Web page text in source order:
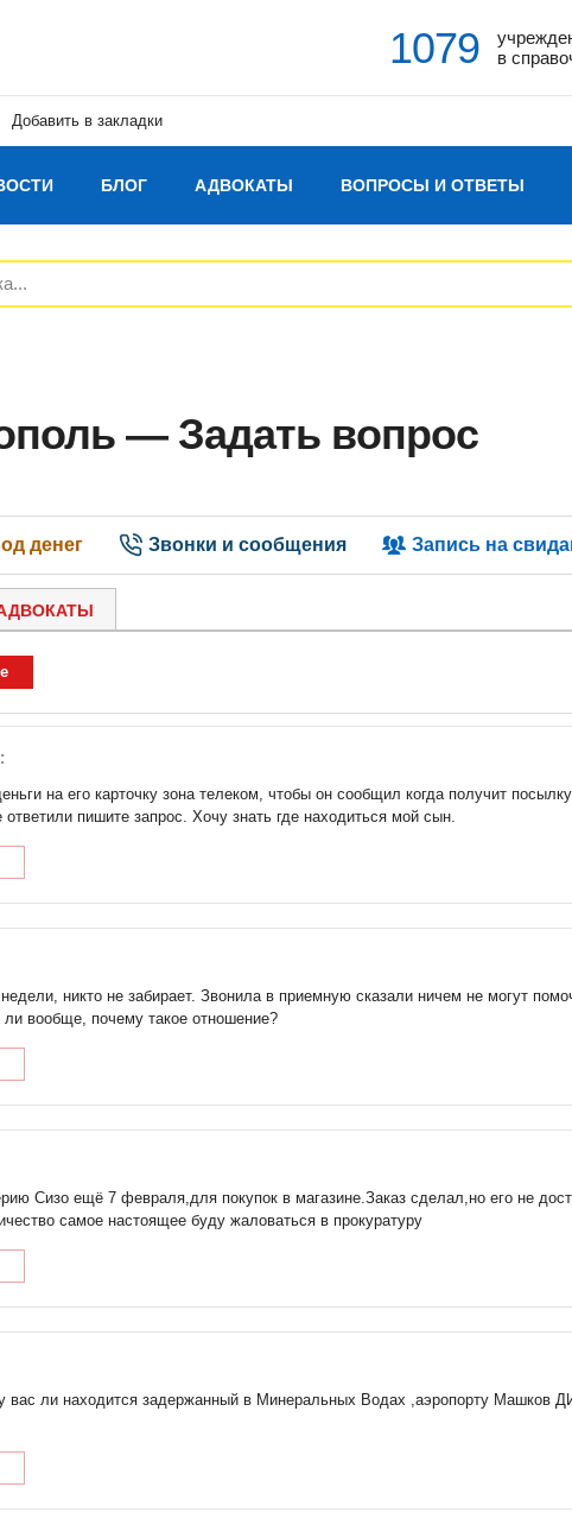
1079
в
Добавить в закладки
БЛОГ АДВОКАТЫ ВОПРОСЫ И ОТВЕТЫ
— Задать вопрос
денег Звонки и сообщения Запись на
на его карточку зона телеком, чтобы он сообщил когда получит
пишите запрос. Хочу знать где находиться мой сын.
никто не забирает. Звонила в приемную сказали ничем не могут
вообще, почему такое отношение?
Сизо ещё 7 февраля,для покупок в магазине.Заказ сделал,но его не
самое настоящее буду жаловаться в прокуратуру
вас ли находится задержанный в Минеральных Водах ,аэропорту Машков